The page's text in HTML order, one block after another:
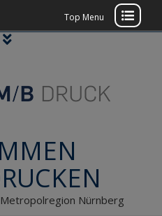
Top Menu
Nürnberg